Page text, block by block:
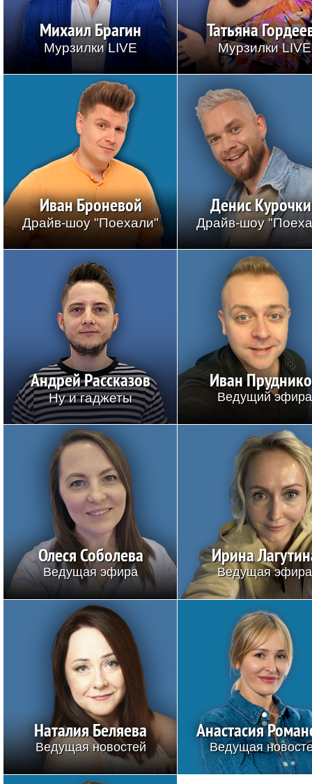
Михаил Брагин
Мурзилки LIVE
Татьяна
Мурзилки LIVE
Иван Броневой
Драйв-шоу "Поехали"
Денис
Драйв-шоу
Андрей Рассказов
Ну и гаджеты
Иван
Ведущий эфира
Олеся Соболева
Ведущая эфира
Ирина
Ведущая эфира
Наталия Беляева
Ведущая новостей
Анастасия
Ведущая